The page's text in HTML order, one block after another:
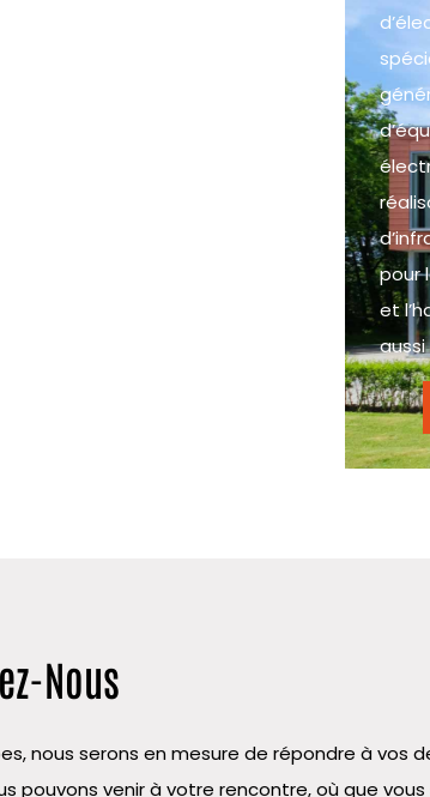
pour
et
Nous
nous serons en mesure de répondre à vos
pouvons venir à votre rencontre, où que vous